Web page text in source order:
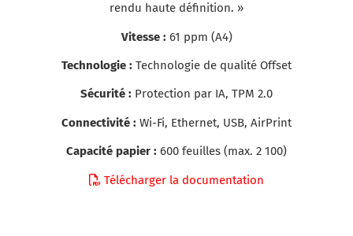
rendu haute définition. »
Vitesse : 61 ppm (A4)
Technologie : Technologie de qualité Offset
Sécurité : Protection par IA, TPM 2.0
Connectivité : Wi-Fi, Ethernet, USB, AirPrint
Capacité papier : 600 feuilles (max. 2 100)
Télécharger la documentation